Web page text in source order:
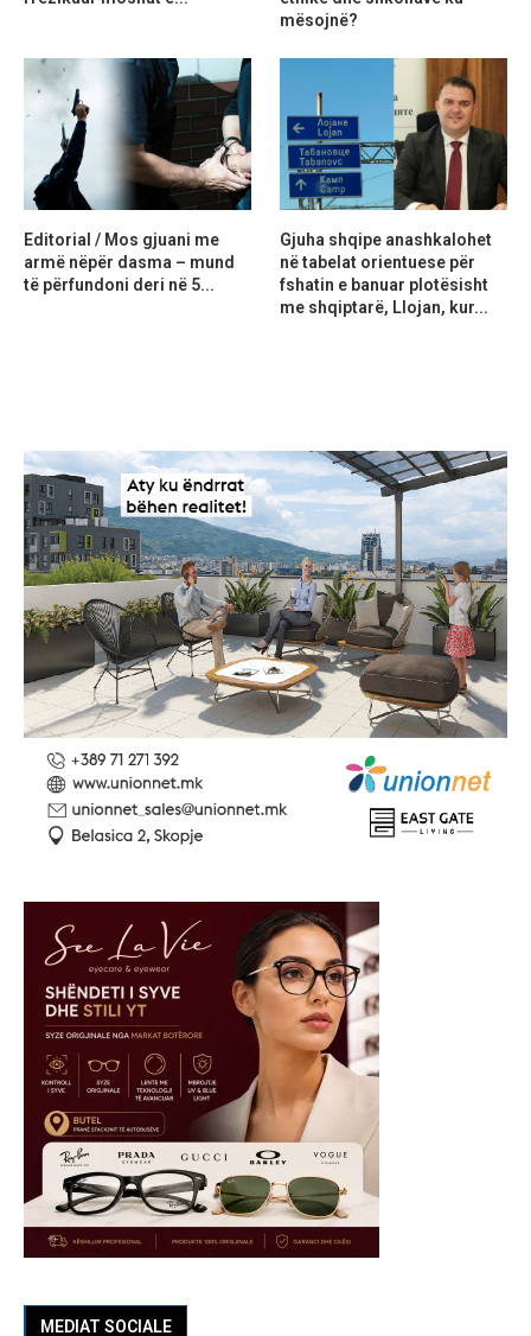
MEDIAT SOCIALE
mësojnë?
Editorial / Mos gjuani me
armë nëpër dasma – mund
të përfundoni deri në 5...
Gjuha shqipe anashkalohet
në tabelat orientuese për
fshatin e banuar plotësisht
me shqiptarë, Llojan, kur...